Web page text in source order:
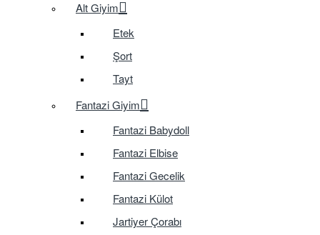
Alt Giyim
Etek
Şort
Tayt
Fantazi Giyim
Fantazi Babydoll
Fantazi Elbise
Fantazi Gecelik
Fantazi Külot
Jartiyer Çorabı